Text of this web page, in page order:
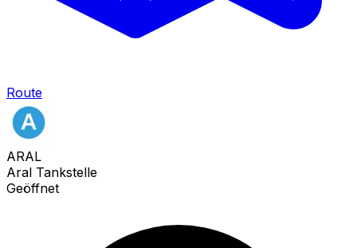
Route
ARAL
Aral Tankstelle
Geöffnet